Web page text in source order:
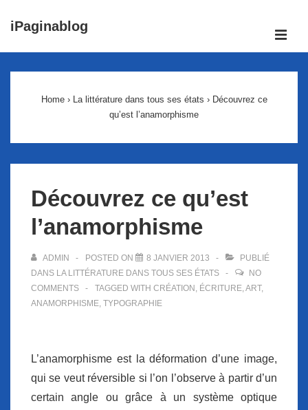
passer
iPaginablog
Home › La littérature dans tous ses états › Découvrez ce
qu’est l’anamorphisme
Découvrez ce qu’est
l’anamorphisme
ADMIN POSTED ON 8 JANVIER 2013
PUBLIÉ
DANS LA LITTÉRATURE DANS TOUS SES ÉTATS
NO
COMMENTS
TAGGED WITH CRÉATION , ÉCRITURE,ART,
ANAMORPHISME, TYPOGRAPHIE
L’anamorphisme est la déformation d’une image,
qui se veut réversible si l’on l’observe à partir d’un
certain angle ou grâce à un système optique